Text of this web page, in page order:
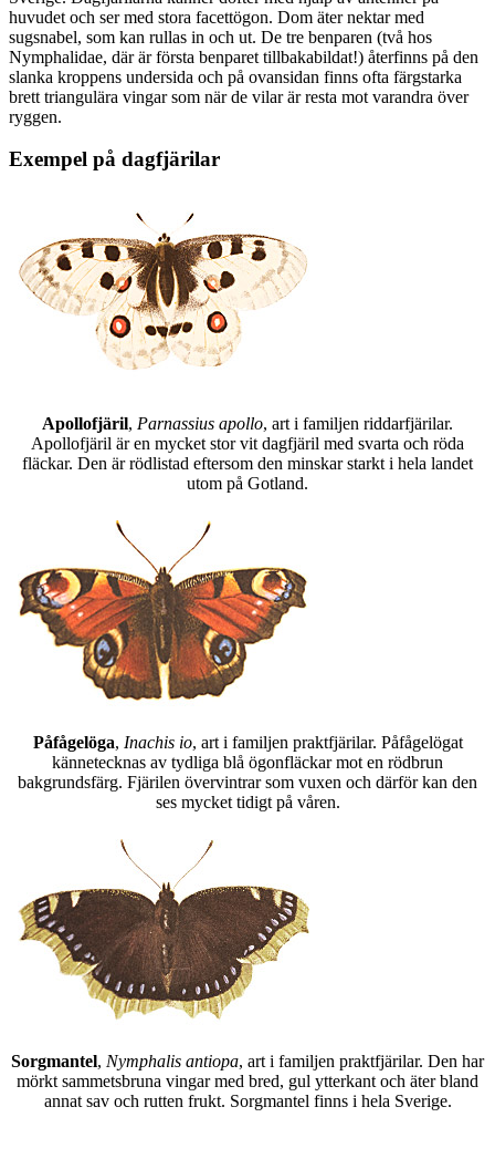
huvudet och ser med stora facettögon. Dom äter nektar med
sugsnabel, som kan rullas in och ut. De tre benparen (två hos
Nymphalidae, där är första benparet tillbakabildat!) återfinns på den
slanka kroppens undersida och på ovansidan finns ofta färgstarka
brett triangulära vingar som när de vilar är resta mot varandra över
ryggen.
Exempel på dagfjärilar
Apollofjäril, Parnassius apollo, art i familjen riddarfjärilar.
Apollofjäril är en mycket stor vit dagfjäril med svarta och röda
fläckar. Den är rödlistad eftersom den minskar starkt i hela landet
utom på Gotland.
Påfågelöga, Inachis io, art i familjen praktfjärilar. Påfågelögat
kännetecknas av tydliga blå ögonfläckar mot en rödbrun
bakgrundsfärg. Fjärilen övervintrar som vuxen och därför kan den
ses mycket tidigt på våren.
Sorgmantel, Nymphalis antiopa, art i familjen praktfjärilar. Den har
mörkt sammetsbruna vingar med bred, gul ytterkant och äter bland
annat sav och rutten frukt. Sorgmantel finns i hela Sverige.